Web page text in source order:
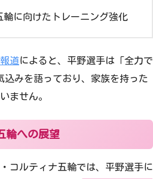
輪に向けたトレーニング強化
道によると、平野選手は「全力で
込みを語っており、家族を持った
ません。
輪への展望
コルティナ五輪では、平野選手に